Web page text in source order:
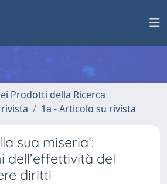
Prodotti della Ricerca
1a - Articolo su rivista
sua miseria’:
dell’effettività del
diritti